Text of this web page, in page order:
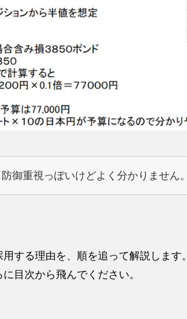
防御重視っぽいけどよく分かりません。
用する理由を、順を追って解説します。
目次から飛んでください。